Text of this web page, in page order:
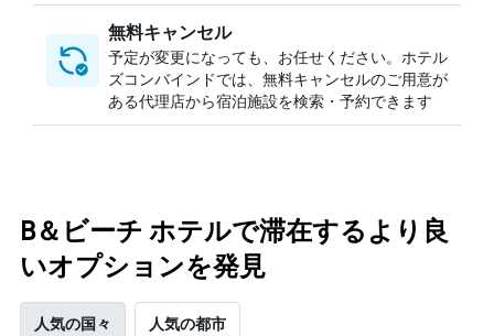
無料キャンセル
予定が変更になっても、お任せください。ホテル
ズコンバインドでは、無料キャンセルのご用意が
ある代理店から宿泊施設を検索・予約できます
B＆ビーチ ホテルで滞在するより良
いオプションを発見
人気の国々 人気の都市